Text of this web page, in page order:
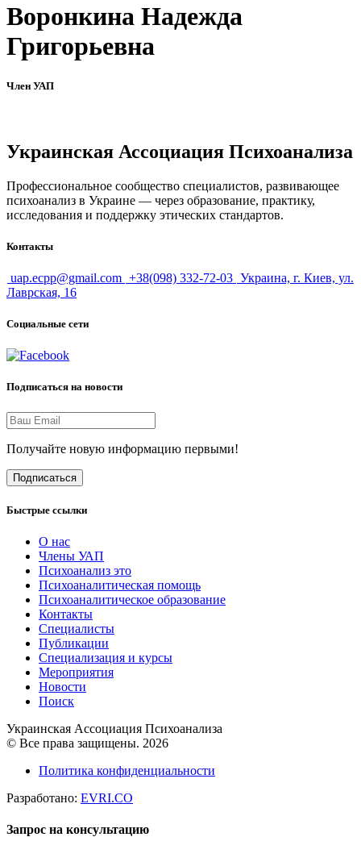
Воронкина Надежда
Григорьевна
Член УАП
Украинская Ассоциация Психоанализа
Профессиональное сообщество специалистов, развивающее
психоанализ в Украине — через образование, практику,
исследования и поддержку этических стандартов.
Контакты
uap.ecpp@gmail.com +38(098) 332-72-03 Украина, г. Киев, ул.
Лаврская, 16
Социальные сети
Подписаться на новости
Получайте новую информацию первыми!
Подписаться
Быстрые ссылки
О нас
Члены УАП
Психоанализ это
Психоаналитическая помощь
Психоаналитическое образование
Контакты
Специалисты
Публикации
Специализация и курсы
Мероприятия
Новости
Поиск
Украинская Ассоциация Психоанализа
© Все права защищены. 2026
Политика конфиденциальности
Разработано: EVRI.CO
Запрос на консультацию